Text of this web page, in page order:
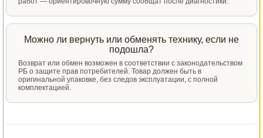
Можно ли вернуть или обменять технику, если не
подошла?
Возврат или обмен возможен в соответствии с законодательством
РБ о защите прав потребителей. Товар должен быть в
оригинальной упаковке, без следов эксплуатации, с полной
комплектацией.